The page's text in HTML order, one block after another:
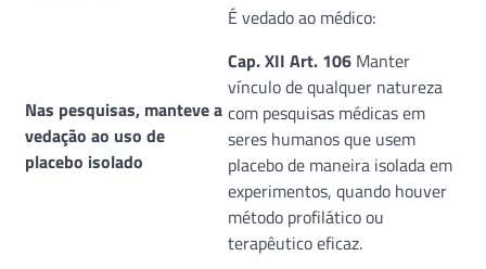
Nas pesquisas, manteve a
vedação ao uso de
placebo isolado
É vedado ao médico:
Cap. XII Art. 106 Manter
vínculo de qualquer natureza
com pesquisas médicas em
seres humanos que usem
placebo de maneira isolada em
experimentos, quando houver
método profilático ou
terapêutico eficaz.